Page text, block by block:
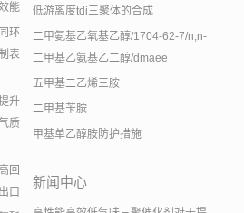
能
环
表
升
质
回
口
低游离度tdi三聚体的合成
二甲氨基乙氧基乙醇/1704-62-7/n,n-
二甲基乙氨基乙二醇/dmaee
五甲基二乙烯三胺
二甲基苄胺
甲基单乙醇胺防护措施
新闻中心